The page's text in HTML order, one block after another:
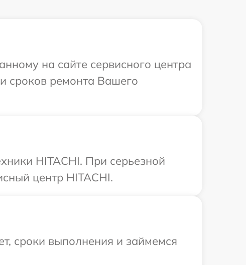
на сайте сервисного центра
сроков ремонта Вашего
HITACHI. При серьезной
центр HITACHI.
сроки выполнения и займемся